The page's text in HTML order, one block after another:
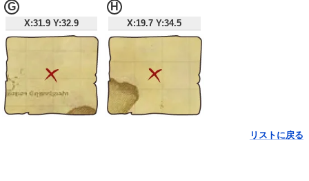
X:31.9 Y:32.9
G
X:19.7 Y:34.5
H
リストに戻る